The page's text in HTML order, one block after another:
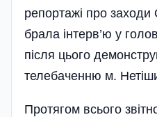
репортажі про
брала інтерв’ю у
після цього
телебаченню м.
Протягом всього